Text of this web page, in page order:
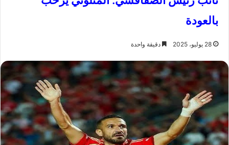
بالعودة
28 يوليو، 2025 دقيقة واحدة